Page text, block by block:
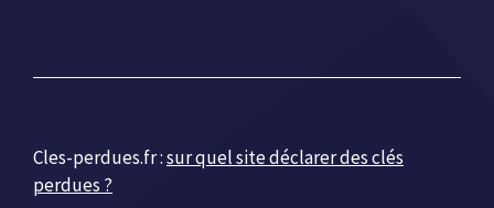
Cles-perdues.fr :sur quel site déclarer des clés
perdues ?